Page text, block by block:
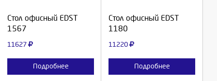
Стол офисный EDST
1567
11627
Подробнее
Стол офисный EDST
1180
11220
Подробнее